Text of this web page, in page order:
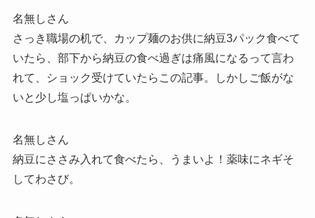
名無しさん
さっき職場の机で、カップ麺のお供に納豆3パック食べて
いたら、部下から納豆の食べ過ぎは痛風になるって言わ
れて、ショック受けていたらこの記事。しかしご飯がな
いと少し塩っぱいかな。
名無しさん
納豆にささみ入れて食べたら、うまいよ！薬味にネギそ
してわさび。